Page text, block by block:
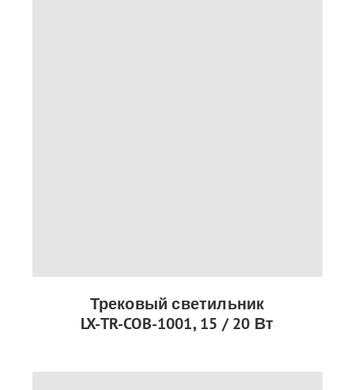
Трековый светильник
LX-TR-COB-1001, 15 / 20 Вт